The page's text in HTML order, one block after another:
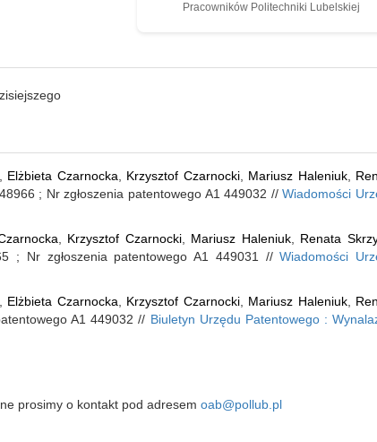
Pracowników Politechniki Lubelskiej
Elżbieta Czarnocka Krzysztof Czarnocki, Mariusz Haleniuk,
; Nr zgłoszenia patentowego A1 449032 //Wiadomości
Krzysztof Czarnocki, Mariusz Haleniuk, Renata
; Nr zgłoszenia patentowego A1 449031 //Wiadomości
Elżbieta Czarnocka Krzysztof Czarnocki, Mariusz Haleniuk,
A1 449032 // Biuletyn Urzędu Patentowego :
prosimy o kontakt pod adresem oab@pollub.pl